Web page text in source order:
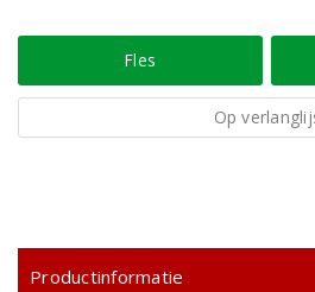
Fles
Op
Productinformatie